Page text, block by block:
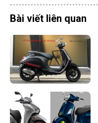
Bài viết liên quan